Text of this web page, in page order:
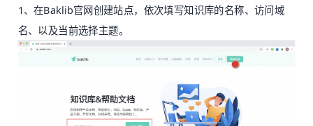
1、在Baklib官网创建站点，依次填写知识库的名称、访问域
名、以及当前选择主题。